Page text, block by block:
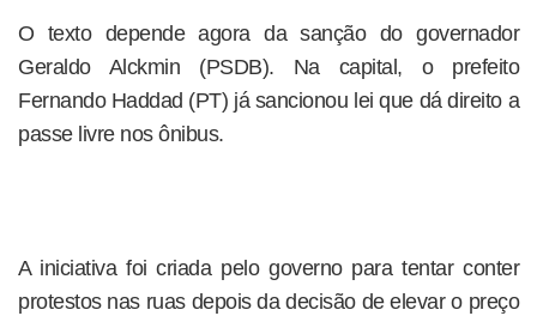
O texto depende agora da sanção do governador
Geraldo Alckmin (PSDB). Na capital, o prefeito
Fernando Haddad (PT) já sancionou lei que dá direito a
passe livre nos ônibus.
A iniciativa foi criada pelo governo para tentar conter
protestos nas ruas depois da decisão de elevar o preço